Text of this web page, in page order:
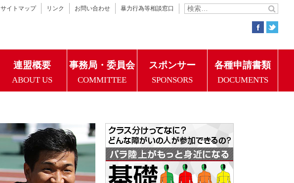
サイトマップ リンク お問い合わせ 暴力行為等相談窓口
連盟概要
ABOUT US
事務局・委員会
COMMITTEE
スポンサー
SPONSORS
各種申請書類
DOCUMENTS